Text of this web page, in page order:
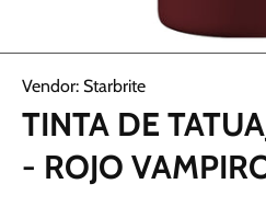
Vendor: Starbrite
TINTA DE
- ROJO